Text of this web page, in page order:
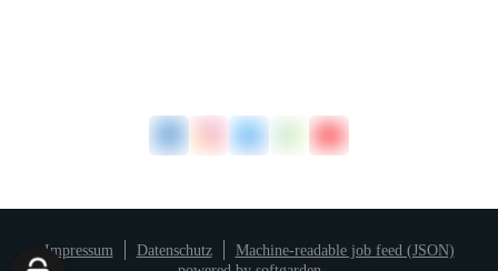
Impressum Datenschutz
Machine-readable job feed (JSON)